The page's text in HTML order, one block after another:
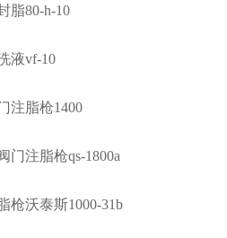
脂80-h-10
液vf-10
注脂枪1400
门注脂枪qs-1800a
枪沃泰斯1000-31b